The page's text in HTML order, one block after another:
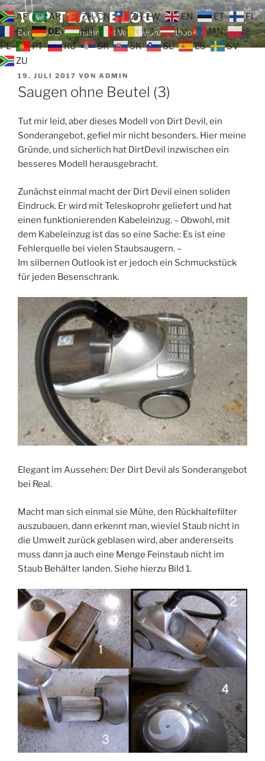
Zum
Inhalt
springen
TOP TEAM BLOG
Der tägliche Wahnsinn und Verschwörungstheorien
VERÖFFENTLICHT
AM
19. JULI 2017 VON ADMIN
Saugen ohne Beutel (3)
Tut mir leid, aber dieses Modell von Dirt Devil, ein
Sonderangebot, gefiel mir nicht besonders. Hier meine
Gründe, und sicherlich hat DirtDevil inzwischen ein
besseres Modell herausgebracht.
Zunächst einmal macht der Dirt Devil einen soliden
Eindruck. Er wird mit Teleskoprohr geliefert und hat
einen funktionierenden Kabeleinzug. – Obwohl, mit
dem Kabeleinzug ist das so eine Sache: Es ist eine
Fehlerquelle bei vielen Staubsaugern. –
Im silbernen Outlook ist er jedoch ein Schmuckstück
für jeden Besenschrank.
Elegant im Aussehen: Der Dirt Devil als Sonderangebot
bei Real.
Macht man sich einmal sie Mühe, den Rückhaltefilter
auszubauen, dann erkennt man, wieviel Staub nicht in
die Umwelt zurück geblasen wird, aber andererseits
muss dann ja auch eine Menge Feinstaub nicht im
Staub Behälter landen. Siehe hierzu Bild 1.
AF AR ZH-CN ZH-TW EN ET
FI
FR
DE HU IT LA LV
MN
PL
PT RU SR SK SL ES
SV
ZU